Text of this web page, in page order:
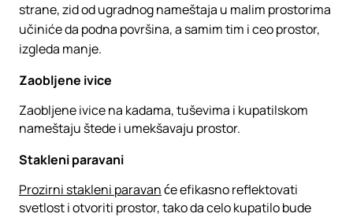
strane, zid od ugradnog nameštaja u malim prostorima
učiniće da podna površina, a samim tim i ceo prostor,
izgleda manje.
Zaobljene ivice
Zaobljene ivice na kadama, tuševima i kupatilskom
nameštaju štede i umekšavaju prostor.
Stakleni paravani
Prozirni stakleni paravanće efikasno reflektovati
svetlost i otvoriti prostor, tako da celo kupatilo bude